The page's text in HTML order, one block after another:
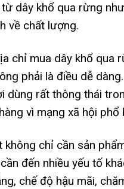
dây khổ qua rừng
về chất lượng.
chỉ mua dây khổ qua
phải là điều dễ
dùng rất thông thái
vì mạng xã hội phổ
chỉ cần sản
đến nhiều yếu tố
chế độ hậu mãi,